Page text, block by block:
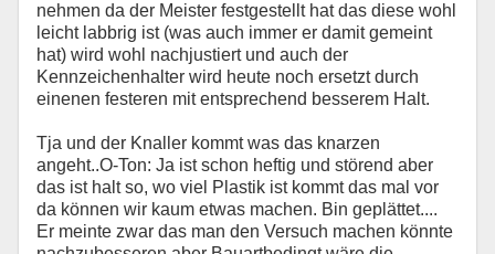
nehmen da der Meister festgestellt hat das diese wohl
leicht labbrig ist (was auch immer er damit gemeint
hat) wird wohl nachjustiert und auch der
Kennzeichenhalter wird heute noch ersetzt durch
einenen festeren mit entsprechend besserem Halt.
Tja und der Knaller kommt was das knarzen
angeht..O-Ton: Ja ist schon heftig und störend aber
das ist halt so, wo viel Plastik ist kommt das mal vor
da können wir kaum etwas machen. Bin geplättet....
Er meinte zwar das man den Versuch machen könnte